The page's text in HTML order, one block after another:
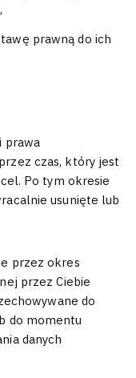
prawną do ich
prawa
czas, który jest
Po tym okresie
usunięte lub
przez okres
przez Ciebie
do
do momentu
danych